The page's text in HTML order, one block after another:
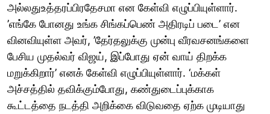
அல்லதுஉத்தரப்பிரதேசமா என கேள்வி எழுப்பியுள்ளார்.
’எங்கே போனது உங்க சிங்கப்பெண் அதிரடிப் படை’ என
வினவியுள்ள அவர், ’தேர்தலுக்கு முன்பு வீரவசனங்களை
பேசிய முதல்வர் விஜய், இப்போது ஏன் வாய் திறக்க
மறுக்கிறார்’ எனக் கேள்வி எழுப்பியுள்ளார். ‘மக்கள்
அச்சத்தில் தவிக்கும்போது, கண்துடைப்புக்காக
கூட்டத்தை நடத்தி அறிக்கை விடுவதை ஏற்க முடியாது